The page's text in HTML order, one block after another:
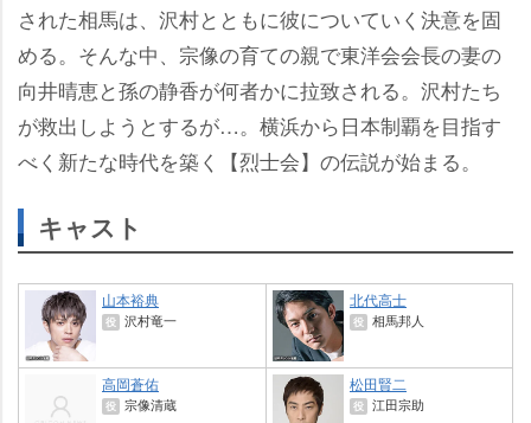
された相馬は、沢村とともに彼についていく決意を固
める。そんな中、宗像の育ての親で東洋会会長の妻の
向井晴恵と孫の静香が何者かに拉致される。沢村たち
が救出しようとするが…。横浜から日本制覇を目指す
べく新たな時代を築く【烈士会】の伝説が始まる。
キャスト
山本裕典
役 沢村竜一
北代高士
役 相馬邦人
高岡蒼佑
役 宗像清蔵
松田賢二
役 江田宗助